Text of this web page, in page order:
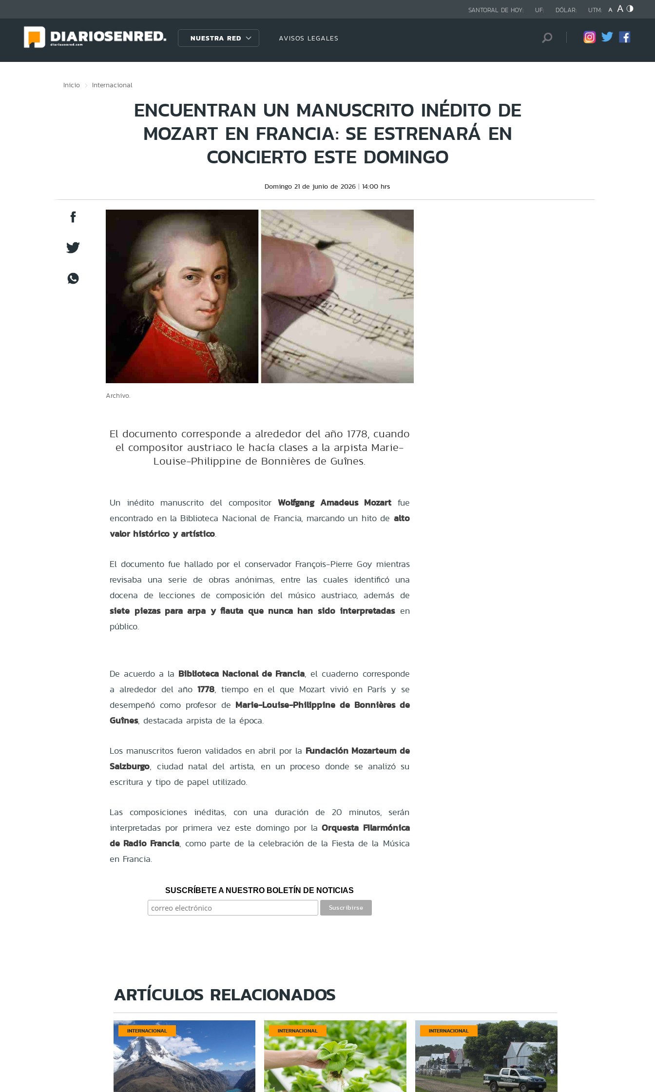
SANTORAL DE HOY: UF: DÓLAR: UTM:
NUESTRA RED AVISOS LEGALES
Inicio Internacional
ENCUENTRAN UN MANUSCRITO INÉDITO DE
MOZART EN FRANCIA: SE ESTRENARÁ EN
CONCIERTO ESTE DOMINGO
Domingo 21 de junio de 2026 14:00 hrs
Archivo.
El documento corresponde a alrededor del año 1778, cuando
el compositor austriaco le hacía clases a la arpista Marie-
Louise-Philippine de Bonnières de Guînes.
Un inédito manuscrito del compositor Wolfgang Amadeus Mozartfue
encontrado en la Biblioteca Nacional de Francia, marcando un hito de alto
valor histórico y artístico.
El documento fue hallado por el conservador François-Pierre Goy mientras
revisaba una serie de obras anónimas, entre las cuales identificó una
docena de lecciones de composición del músico austriaco, además de
siete piezas para arpa y flauta que nunca han sido interpretadasen
público.
De acuerdo a la Biblioteca Nacional de Francia, el cuaderno corresponde
a alrededor del año1778, tiempo en el que Mozart vivió en París y se
desempeñó como profesor de Marie-Louise-Philippine de Bonnières de
Guînes, destacada arpista de la época.
Los manuscritos fueron validados en abril por la Fundación Mozarteum de
Salzburgo, ciudad natal del artista, en un proceso donde se analizó su
escritura y tipo de papel utilizado.
Las composiciones inéditas, con una duración de 20 minutos, serán
interpretadas por primera vez este domingo por la Orquesta Filarmónica
de Radio Francia, como parte de la celebración de la Fiesta de la Música
en Francia.
SUSCRÍBETE A NUESTRO BOLETÍN DE NOTICIAS
ARTÍCULOS RELACIONADOS
INTERNACIONAL INTERNACIONAL INTERNACIONAL